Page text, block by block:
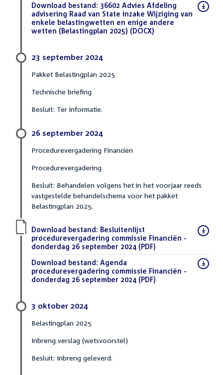
Download bestand: 36602 Advies Afdeling
advisering Raad van State inzake Wijziging van
enkele belastingwetten en enige andere
wetten (Belastingplan 2025) (DOCX)
23 september 2024
Pakket Belastingplan 2025
Technische briefing
Besluit: Ter informatie.
26 september 2024
Procedurevergadering Financiën
Procedurevergadering
Besluit: Behandelen volgens het in het voorjaar reeds
vastgestelde behandelschema voor het pakket
Belastingplan 2025.
Download bestand: Besluitenlijst
procedurevergadering commissie Financiën -
donderdag 26 september 2024 (PDF)
Download bestand: Agenda
procedurevergadering commissie Financiën -
donderdag 26 september 2024 (PDF)
3 oktober 2024
Belastingplan 2025
Inbreng verslag (wetsvoorstel)
Besluit: Inbreng geleverd.